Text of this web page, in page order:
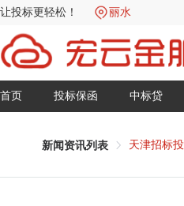
让投标更轻松！ 丽水
首页 投标保函 中标贷
新闻资讯列表 天津招标